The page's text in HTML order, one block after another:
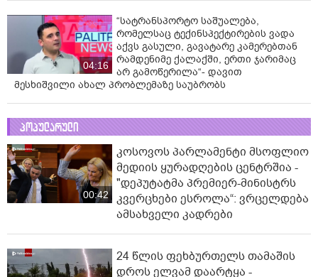
04:16
“სატრანსპორტო საშუალება,
რომელსაც ტექინსპექტირების ვადა
აქვს გასული, გავატარე კამერებთან
რამდენიმე ქალაქში, ერთი ჯარიმაც
არ გამოწერილა“- დავით
მესხიშვილი ახალ პრობლემაზე საუბრობს
პოპულარული
00:42
კოსოვოს პარლამენტი მსოფლიო
მედიის ყურადღების ცენტრშია -
"დეპუტატმა პრემიერ-მინისტრს
კვერცხები ესროლა“: ვრცელდება
ამსახველი კადრები
24 წლის ფეხბურთელს თამაშის
დროს ელვამ დაარტყა -